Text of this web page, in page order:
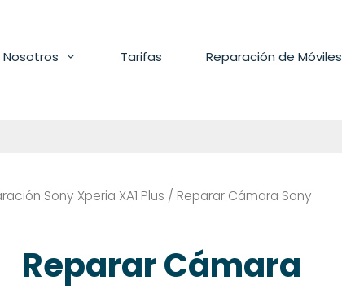
Nosotros Tarifas Reparación de Móviles
Sony Xperia XA1 Plus / Reparar Cámara Sony
Reparar Cámara